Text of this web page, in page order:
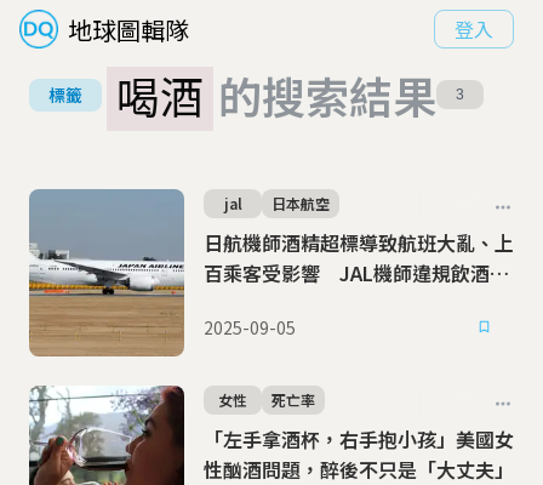
地球圖輯隊 登入
標籤 喝酒 的搜索結果 3
日航機師酒精超標導致航班大亂、上
百乘客受影響 JAL機師違規飲酒醜
jal 日本航空
2025-09-05
「左手拿酒杯，右手抱小孩」美國女
性酗酒問題，醉後不只是「大丈夫」
女性 死亡率